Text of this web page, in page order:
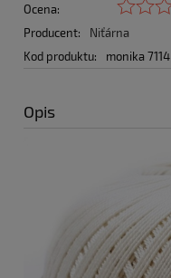
Ocena:
Producent:
Niťárna
Kod produktu:
monika 7114
Opis